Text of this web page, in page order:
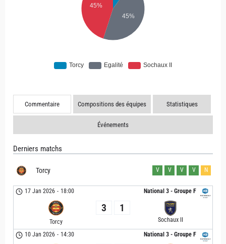
Commentaire Compositions des équipes Statistiques
Événements
Derniers matchs
Torcy V V V V N
National 3 - Groupe F
17 Jan 2026 - 18:00
Torcy
3 1
Sochaux II
National 3 - Groupe F
10 Jan 2026 - 14:30